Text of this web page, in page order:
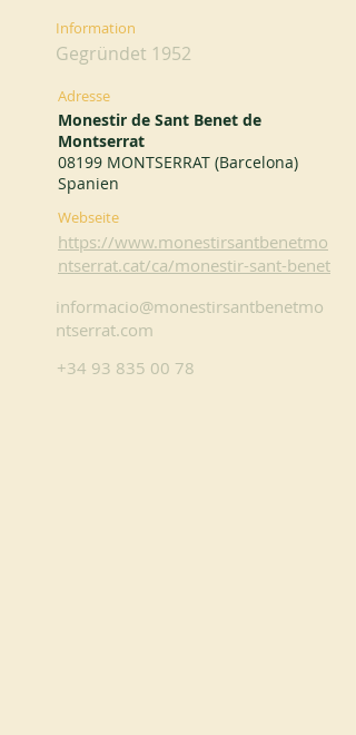
Information
Gegründet 1952
Adresse
Monestir de Sant Benet de
Montserrat
08199 MONTSERRAT (Barcelona)
Spanien
Webseite
https://www.monestirsantbenetmo
ntserrat.cat/ca/monestir-sant-benet
informacio@monestirsantbenetmo
ntserrat.com
+34 93 835 00 78